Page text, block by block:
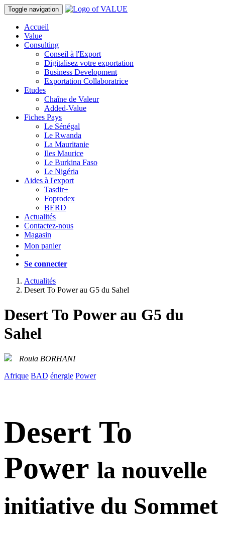
Toggle navigation
Accueil
Value
Consulting
Conseil à l'Export
Digitalisez votre exportation
Business Development
Exportation Collaboratrice
Etudes
Chaîne de Valeur
Added-Value
Fiches Pays
Le Sénégal
Le Rwanda
La Mauritanie
Iles Maurice
Le Burkina Faso
Le Nigéria
Aides à l'export
Tasdir+
Foprodex
BERD
Actualités
Contactez-nous
Magasin
Mon panier
Se connecter
Actualités
Desert To Power au G5 du Sahel
Desert To Power au G5 du
Sahel
Roula BORHANI
Afrique BAD énergie Power
Desert To
Power la nouvelle
initiative du Sommet